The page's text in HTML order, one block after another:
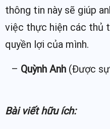
thông tin này sẽ giúp
việc thực hiện các thủ
quyền lợi của mình.
– Quỳnh Anh (Được
Bài viết hữu ích: